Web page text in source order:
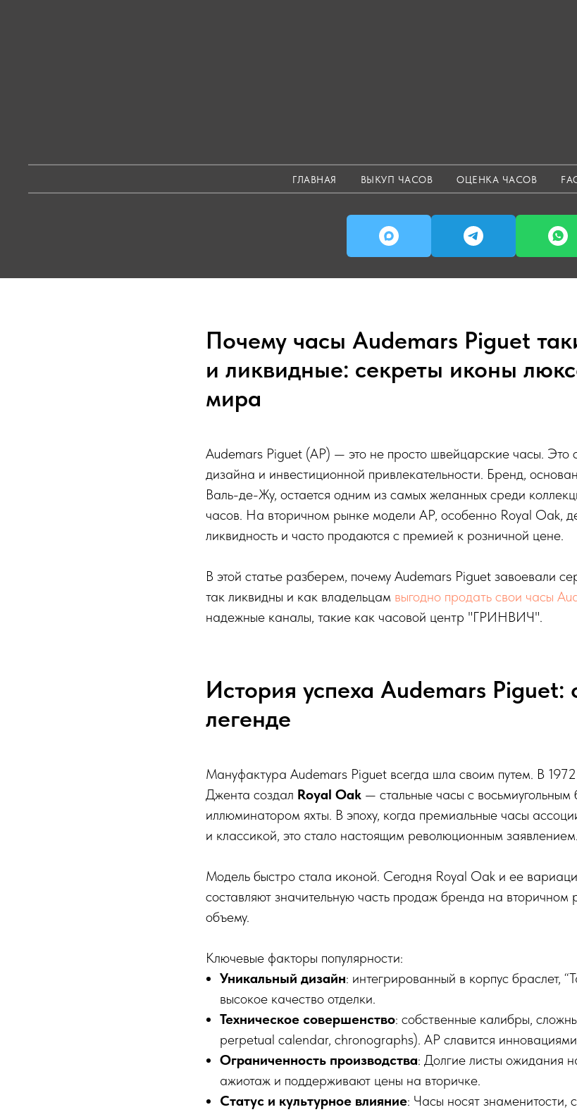
ГЛАВНАЯ ВЫКУП ЧАСОВ ОЦЕНКА ЧАСОВ
Почему часы Audemars Piguet
и ликвидные: секреты иконы
мира
Audemars Piguet (AP) — это не просто швейцарские часы. Это
дизайна и инвестиционной привлекательности. Бренд,
Валь-де-Жу, остается одним из самых желанных среди
часов. На вторичном рынке модели AP, особенно Royal Oak,
ликвидность и часто продаются с премией к розничной цене.
В этой статье разберем, почему Audemars Piguet завоевали
так ликвидны и как владельцам выгодно продать свои часы
надежные каналы, такие как часовой центр "ГРИНВИЧ".
История успеха Audemars Piguet:
легенде
Мануфактура Audemars Piguet всегда шла своим путем. В
Джента создал Royal Oak — стальные часы с
иллюминатором яхты. В эпоху, когда премиальные часы
и классикой, это стало настоящим революционным заявлением.
Модель быстро стала иконой. Сегодня Royal Oak и ее
составляют значительную часть продаж бренда на
объему.
Ключевые факторы популярности:
Уникальный дизайн: интегрированный в корпус браслет,
высокое качество отделки.
Техническое совершенство: собственные калибры,
perpetual calendar, chronographs). AP славится
Ограниченность производства: Долгие листы ожидания
ажиотаж и поддерживают цены на вторичке.
Статус и культурное влияние: Часы носят